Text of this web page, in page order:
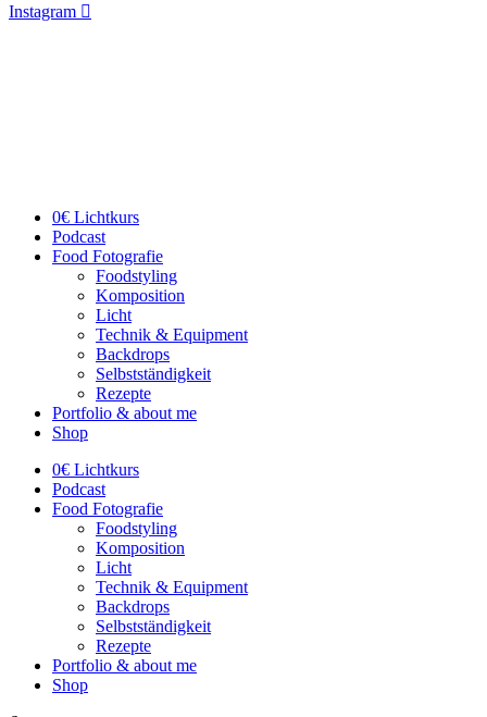
Instagram
0€ Lichtkurs
Podcast
Food Fotografie
Foodstyling
Komposition
Licht
Technik & Equipment
Backdrops
Selbstständigkeit
Rezepte
Portfolio & about me
Shop
0€ Lichtkurs
Podcast
Food Fotografie
Foodstyling
Komposition
Licht
Technik & Equipment
Backdrops
Selbstständigkeit
Rezepte
Portfolio & about me
Shop